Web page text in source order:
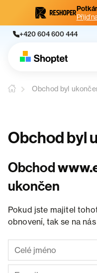
Přijď
+420 604 600 444
Obchod byl
Obchod byl
Obchod
ukončen
Pokud jste majitel
obnovení, tak se na